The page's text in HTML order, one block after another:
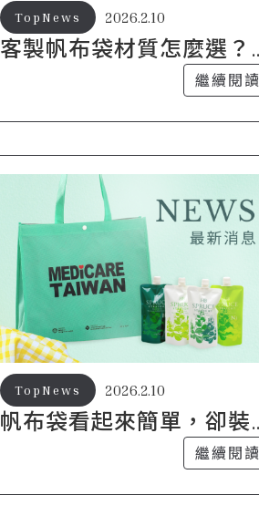
客製帆布袋材質怎麼選？
厚度與用途差異一次看懂
2026.2.10
TopNews
繼續閱讀
帆布袋看起來簡單，卻裝
2026.2.10
TopNews
繼續閱讀